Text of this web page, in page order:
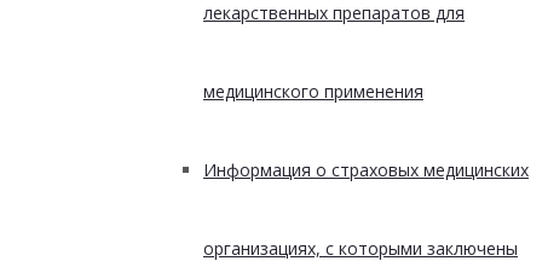
лекарственных препаратов для
медицинского применения
Информация о страховых медицинских
организациях, с которыми заключены